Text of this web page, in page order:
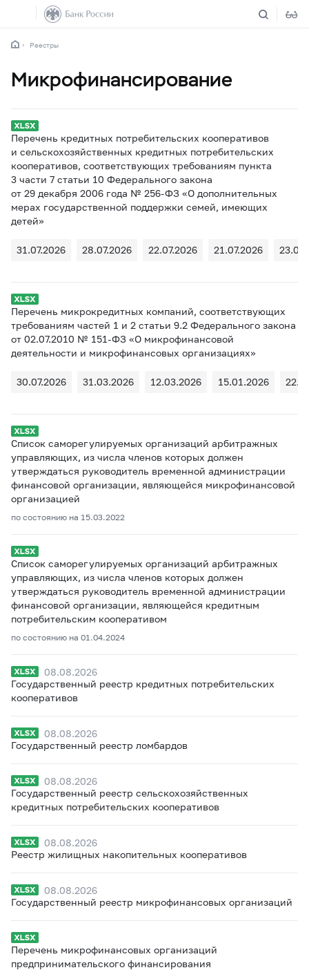
Реестры
Микрофинансирование
Перечень кредитных потребительских кооперативов
и сельскохозяйственных кредитных потребительских
кооперативов, соответствующих требованиям пункта
3 части 7 статьи 10 Федерального закона
от 29 декабря 2006 года № 256-ФЗ «О дополнительных
мерах государственной поддержки семей, имеющих
детей»
31.07.2026 28.07.2026 22.07.2026 21.07.2026
Перечень микрокредитных компаний, соответствующих
требованиям частей 1 и 2 статьи 9.2 Федерального закона
от 02.07.2010 № 151-ФЗ «О микрофинансовой
деятельности и микрофинансовых организациях»
30.07.2026 31.03.2026 12.03.2026 15.01.2026
Список саморегулируемых организаций арбитражных
управляющих, из числа членов которых должен
утверждаться руководитель временной администрации
финансовой организации, являющейся микрофинансовой
организацией
по состоянию на 15.03.2022
Список саморегулируемых организаций арбитражных
управляющих, из числа членов которых должен
утверждаться руководитель временной администрации
финансовой организации, являющейся кредитным
потребительским кооперативом
по состоянию на 01.04.2024
08.08.2026
Государственный реестр кредитных потребительских
кооперативов
08.08.2026
Государственный реестр ломбардов
08.08.2026
Государственный реестр сельскохозяйственных
кредитных потребительских кооперативов
08.08.2026
Реестр жилищных накопительных кооперативов
08.08.2026
Государственный реестр микрофинансовых организаций
Перечень микрофинансовых организаций
предпринимательского финансирования